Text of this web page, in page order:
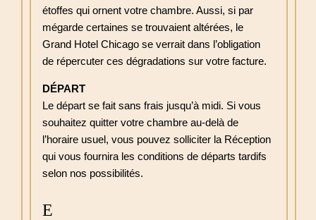
étoffes qui ornent votre chambre. Aussi, si par
mégarde certaines se trouvaient altérées, le
Grand Hotel Chicago se verrait dans l’obligation
de répercuter ces dégradations sur votre facture.
DÉPART
Le départ se fait sans frais jusqu’à midi. Si vous
souhaitez quitter votre chambre au-delà de
l’horaire usuel, vous pouvez solliciter la Réception
qui vous fournira les conditions de départs tardifs
selon nos possibilités.
E